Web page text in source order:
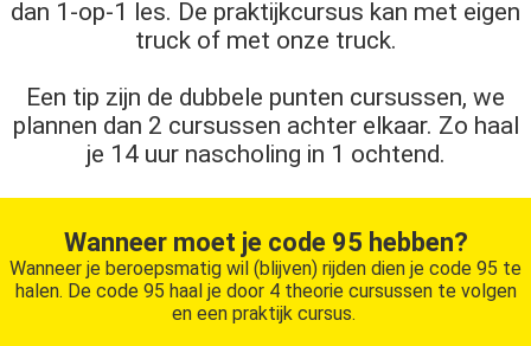
dan 1-op-1 les. De praktijkcursus kan met eigen
truck of met onze truck.
Een tip zijn de dubbele punten cursussen, we
plannen dan 2 cursussen achter elkaar. Zo haal
je 14 uur nascholing in 1 ochtend.
Wanneer moet je code 95 hebben?
Wanneer je beroepsmatig wil (blijven) rijden dien je code 95 te
halen. De code 95 haal je door 4 theorie cursussen te volgen
en een praktijk cursus.